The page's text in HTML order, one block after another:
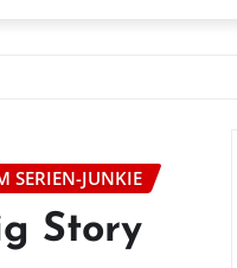
SERIEN-JUNKIE
Story